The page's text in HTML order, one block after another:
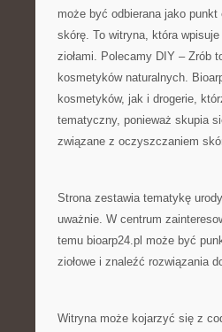
może być odbierana jako
skórę. To witryna, która
ziołami. Polecamy DIY – Zrób
kosmetyków naturalnych.
kosmetyków, jak i drogerie,
tematyczny, ponieważ skupia
związane z oczyszczaniem
Strona zestawia tematykę
uważnie. W centrum
temu bioarp24.pl może być
ziołowe i znaleźć rozwiązania
Witryna może kojarzyć się z